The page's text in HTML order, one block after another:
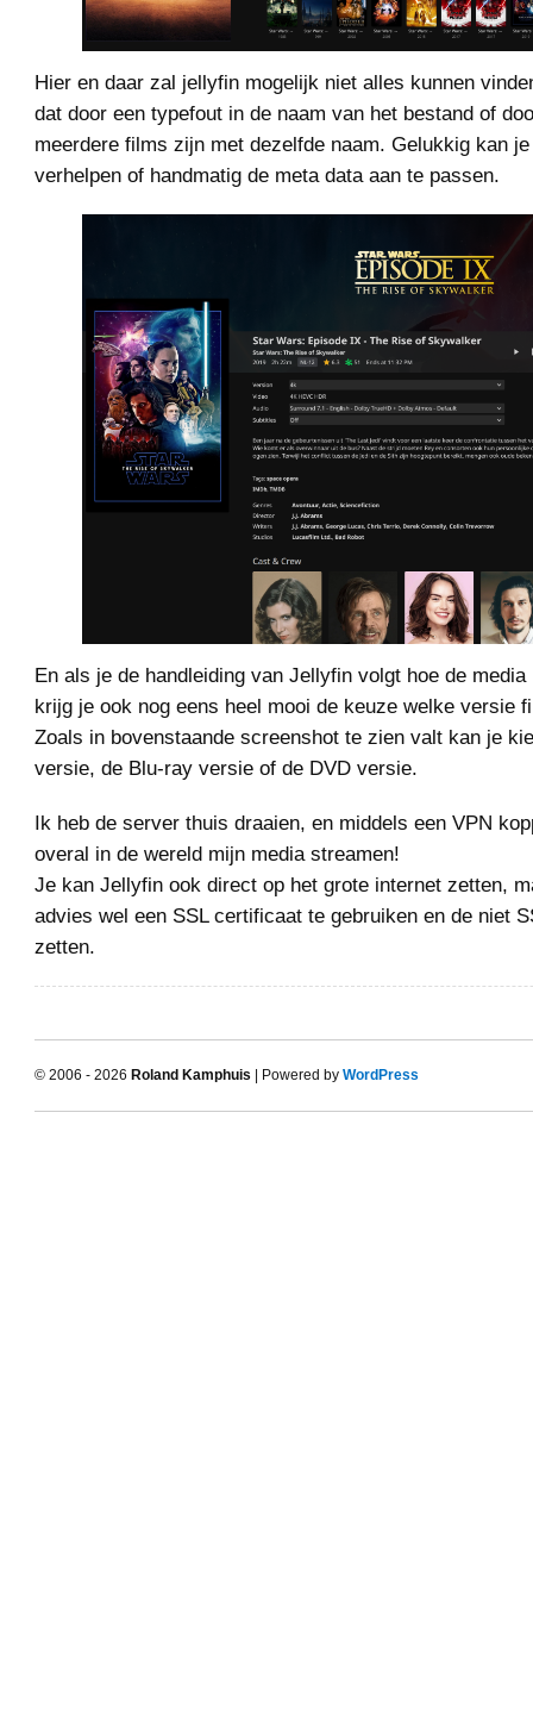
Hier en daar zal jellyfin mogelijk niet alles kunnen
dat door een typefout in de naam van het bestand of
meerdere films zijn met dezelfde naam. Gelukkig kan
verhelpen of handmatig de meta data aan te passen.
En als je de handleiding van Jellyfin volgt hoe de
krijg je ook nog eens heel mooi de keuze welke versie
Zoals in bovenstaande screenshot te zien valt kan je
versie, de Blu-ray versie of de DVD versie.
Ik heb de server thuis draaien, en middels een VPN
overal in de wereld mijn media streamen!
Je kan Jellyfin ook direct op het grote internet zetten,
advies wel een SSL certificaat te gebruiken en de niet
zetten.
© 2006 - 2026 Roland Kamphuis | Powered by WordPress